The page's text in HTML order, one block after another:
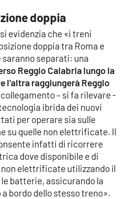
doppia
evidenzia che «i treni
doppia tra Roma e
separati: una
Reggio Calabria lungo la
l’altra raggiungerà Reggio
– si fa rilevare -
ibrida dei nuovi
per operare sia sulle
su quelle non elettrificate. Il
infatti di ricorrere
dove disponibile e di
elettrificate utilizzando il
batterie, assicurando la
bordo dello stesso treno».